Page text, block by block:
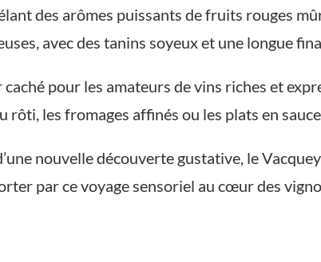
des arômes puissants de fruits rouges
avec des tanins soyeux et une longue
pour les amateurs de vins riches et
les fromages affinés ou les plats en
nouvelle découverte gustative, le
par ce voyage sensoriel au cœur des